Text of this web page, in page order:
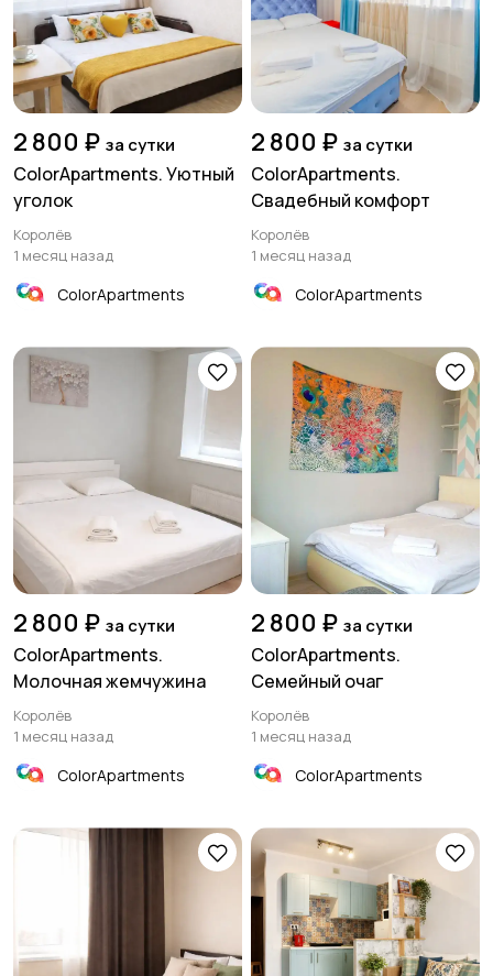
2 800 ₽ за сутки
ColorApartments. Уютный
уголок
Королёв
1 месяц назад
ColorApartments
2 800 ₽ за сутки
ColorApartments.
Свадебный комфорт
Королёв
1 месяц назад
ColorApartments
2 800 ₽ за сутки
ColorApartments.
Молочная жемчужина
Королёв
1 месяц назад
ColorApartments
2 800 ₽ за сутки
ColorApartments.
Семейный очаг
Королёв
1 месяц назад
ColorApartments